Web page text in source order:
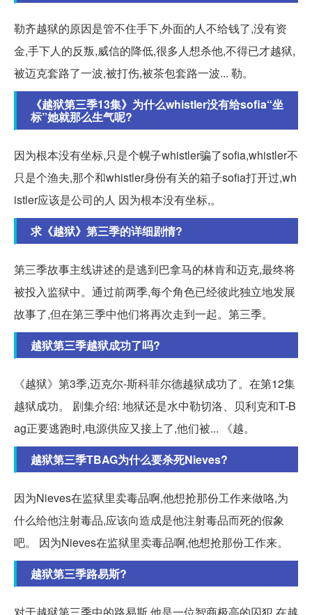
勒齐越狱的原因是管不住手下,外面的人不给钱了,没有资
金,手下人的反叛,威信的降低,很多人想杀他,不得已才越狱,
被迈克套路了一波,被打伤,被茶包套路一波... 勒。
《越狱第三季13集》为什么whistler没有给sofia“坐
标”她就那么生气呢?
因为根本没有坐标,只是个幌子whistler骗了sofia,whistler不
只是个渔夫,那个和whistler身份有关的箱子sofia打开过,wh
istler应该是公司的人 因为根本没有坐标,。
求《越狱》第三季的详细剧情?
第三季故事主线讲述的是逃到巴拿马的林肯和迈克,最终将
被投入监狱中。通过前两季,每个角色已经彼此独立地发展
故事了,但在第三季中他们将再次走到一起。第三季。
越狱第三季越狱成功了吗?
《越狱》第3季,迈克尔-斯科菲尔德越狱成功了。在第12集
越狱成功。 剧集介绍: 地狱还是水中勒切洛、贝利克和T-B
ag正要逃跑时,电源供应又接上了,他们被... 《越。
越狱第三季TBAG为什么要杀死Nieves?
因为Nieves在监狱里卖毒品啊,他想抢那份工作来做咯,为
什么给他注射毒品,应该向造成是他注射毒品而死的假象
吧。 因为Nieves在监狱里卖毒品啊,他想抢那份工作来。
越狱第三季路易斯?
对于越狱第三季中的路易斯,他是一位智商极高的囚犯,在越